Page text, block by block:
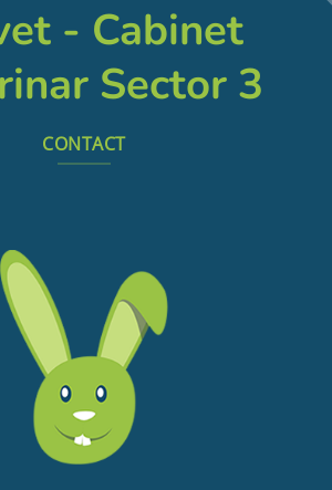
- Cabinet
Sector 3
CONTACT